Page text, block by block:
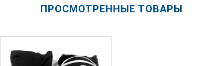
ПРОСМОТРЕННЫЕ ТОВАРЫ